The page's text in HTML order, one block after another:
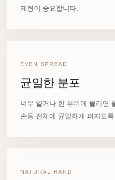
제형이 중요합니다.
EVEN SPREAD
균일한 분포
너무 얕거나 한 부위에 몰리면
손등 전체에 균일하게 퍼지도
NATURAL HAND